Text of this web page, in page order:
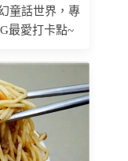
童話世界，專
最愛打卡點~